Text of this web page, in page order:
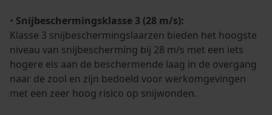
• Snijbeschermingsklasse 3 (28 m/s):
Klasse 3 snijbeschermingslaarzen bieden het hoogste
niveau van snijbescherming bij 28 m/s met een iets
hogere eis aan de beschermende laag in de overgang
naar de zool en zijn bedoeld voor werkomgevingen
met een zeer hoog risico op snijwonden.